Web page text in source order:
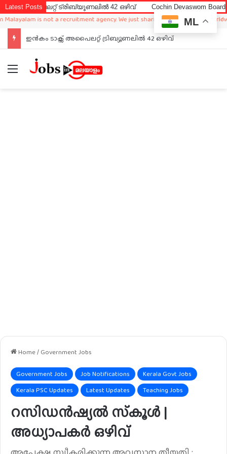
Latest Postsട്രിബ്യൂണലിൽ 42 ഒഴിവ് Cochin Devaswom Board LD
is not a recruitment agency. We just sharing available job in
ഇൻകം ടാക്സ് അപൈലറ്റ് ട്രിബ്യൂണലിൽ 42 ഒഴിവ്
Menu
Home/ Government Jobs
Government Jobs Job Notifications
Kerala Govt Jobs
Kerala PSC Updates
Latest Updates Teaching Jobs
റസിഡൻഷ്യൽ സ്‌കൂൾ |
അധ്യാപകർ ഒഴിവ്
ML